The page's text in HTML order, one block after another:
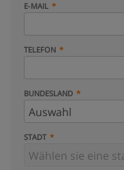
E-MAIL
TELEFON
BUNDESLAND
STADT